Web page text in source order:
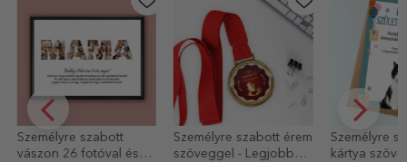
Személyre szabott
vászon 26 fotóval és
Személyre szabott érem
szöveggel - Legjobb
Személyre
kártya